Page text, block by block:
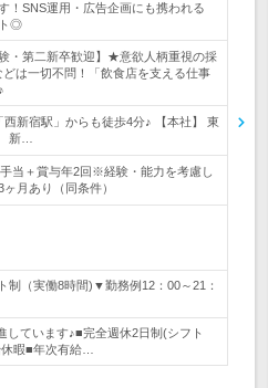
！SNS運用・広告企画にも携われる
◎
・第二新卒歓迎】★意欲人柄重視の採
は一切不問！「飲食店を支える仕事
新宿駅」からも徒歩4分♪ 【本社】 東
新…
当＋賞与年2回※経験・能力を考慮し
月あり（同条件）
制（実働8時間)▼勤務例12：00～21：
しています♪■完全週休2日制(シフト
暇■年次有給…